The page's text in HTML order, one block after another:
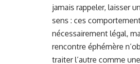
jamais rappeler, laisser
sens : ces
nécessairement légal,
rencontre éphémère
traiter l’autre comme